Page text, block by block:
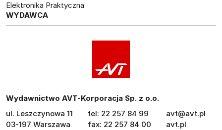
Elektronika Praktyczna
WYDAWCA
Wydawnictwo AVT-Korporacja Sp. z o.o.
ul. Leszczynowa 11
03-197 Warszawa
tel: 22 257 84 99
fax: 22 257 84 00
avt@avt.pl
avt.pl